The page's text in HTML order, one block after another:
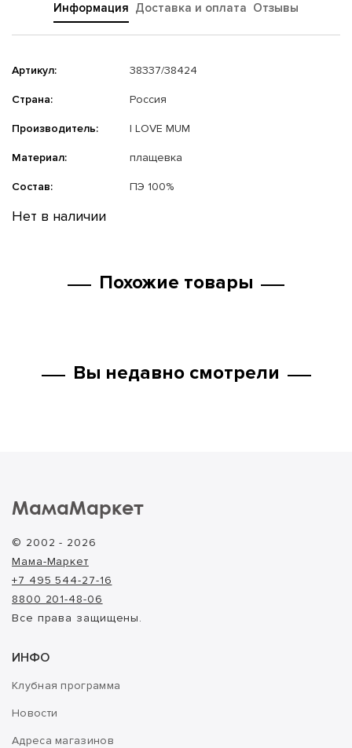
Информация Доставка и оплата Отзывы
Артикул: 38337/38424
Страна: Россия
Производитель: I LOVE MUM
Материал: плащевка
Состав: ПЭ 100%
Нет в наличии
Похожие товары
Вы недавно смотрели
МамаМаркет
© 2002 - 2026
Мама-Маркет
+7 495 544-27-16
8800 201-48-06
Все права защищены.
ИНФО
Клубная программа
Новости
Адреса магазинов